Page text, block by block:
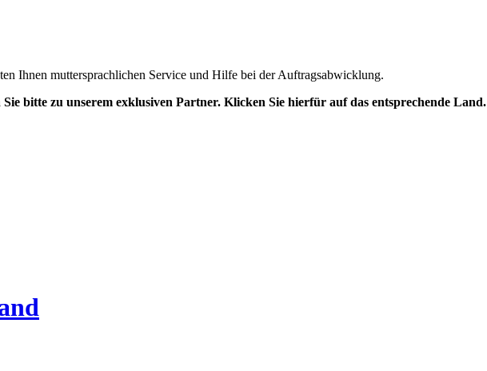
Ihnen muttersprachlichen Service und Hilfe bei der Auftragsabwicklung.
bitte zu unserem exklusiven Partner. Klicken Sie hierfür auf das entsprechende Land.